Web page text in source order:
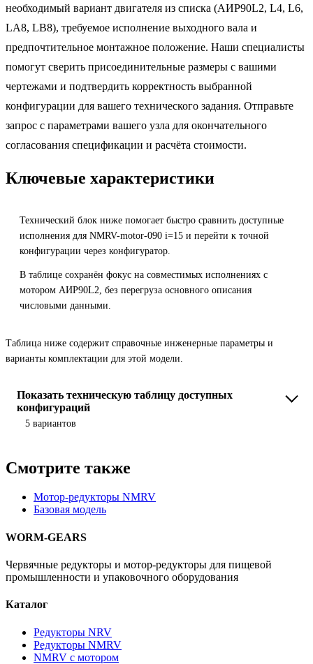
необходимый вариант двигателя из списка (АИР90L2, L4, L6,
LA8, LB8), требуемое исполнение выходного вала и
предпочтительное монтажное положение. Наши специалисты
помогут сверить присоединительные размеры с вашими
чертежами и подтвердить корректность выбранной
конфигурации для вашего технического задания. Отправьте
запрос с параметрами вашего узла для окончательного
согласования спецификации и расчёта стоимости.
Ключевые характеристики
Технический блок ниже помогает быстро сравнить доступные
исполнения для NMRV-motor-090 i=15 и перейти к точной
конфигурации через конфигуратор.
В таблице сохранён фокус на совместимых исполнениях с
мотором АИР90L2, без перегруза основного описания
числовыми данными.
Таблица ниже содержит справочные инженерные параметры и
варианты комплектации для этой модели.
Показать техническую таблицу доступных
конфигураций
5 вариантов
Смотрите также
Мотор-редукторы NMRV
Базовая модель
WORM-GEARS
Червячные редукторы и мотор-редукторы для пищевой
промышленности и упаковочного оборудования
Каталог
Редукторы NRV
Редукторы NMRV
NMRV с мотором